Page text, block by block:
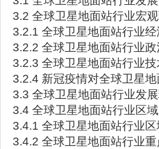
3.2 全球卫星地面站行业宏
3.2.1 全球卫星地面站行业
3.2.2 全球卫星地面站行业
3.2.3 全球卫星地面站行业
3.2.4 新冠疫情对全球卫星
3.3 全球卫星地面站行业发
3.4 全球卫星地面站行业区
3.4.1 全球卫星地面站行业
3.4.2 全球卫星地面站行业